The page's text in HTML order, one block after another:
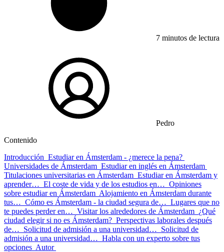
7 minutos de lectura
Pedro
Contenido
Introducción Estudiar en Ámsterdam - ¿merece la pena?
Universidades de Ámsterdam Estudiar en inglés en Ámsterdam
Titulaciones universitarias en Ámsterdam Estudiar en Ámsterdam y
aprender… El coste de vida y de los estudios en… Opiniones
sobre estudiar en Ámsterdam Alojamiento en Ámsterdam durante
tus… Cómo es Ámsterdam - la ciudad segura de… Lugares que no
te puedes perder en… Visitar los alrededores de Ámsterdam ¿Qué
ciudad elegir si no es Ámsterdam? Perspectivas laborales después
de… Solicitud de admisión a una universidad… Solicitud de
admisión a una universidad… Habla con un experto sobre tus
opciones Autor